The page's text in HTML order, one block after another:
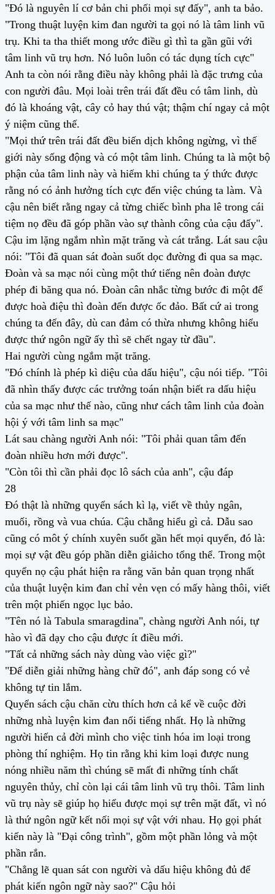
"Đó là nguyên lí cơ bản chi phối mọi sự đấy", anh ta bảo.
"Trong thuật luyện kim đan người ta gọi nó là tâm linh vũ
trụ. Khi ta tha thiết mong ước điều gì thì ta gần gũi với
tâm linh vũ trụ hơn. Nó luôn luôn có tác dụng tích cực"
Anh ta còn nói rằng điều này không phải là đặc trưng của
con người đâu. Mọi loài trên trái đất đều có tâm linh, dù
đó là khoáng vật, cây cỏ hay thú vật; thậm chí ngay cả một
ý niệm cũng thế.
"Mọi thứ trên trái đất đều biến dịch không ngừng, vì thế
giới này sống động và có một tâm linh. Chúng ta là một bộ
phận của tâm linh này và hiếm khi chúng ta ý thức được
rằng nó có ảnh hưởng tích cực đến việc chúng ta làm. Và
cậu nên biết rằng ngay cả từng chiếc bình pha lê trong cái
tiệm nọ đều đã góp phần vào sự thành công của cậu đấy".
Cậu im lặng ngắm nhìn mặt trăng và cát trắng. Lát sau cậu
nói: "Tôi đã quan sát đoàn suốt dọc đường đi qua sa mạc.
Đoàn và sa mạc nói cùng một thứ tiếng nên đoàn được
phép đi băng qua nó. Đoàn cân nhắc từng bước đi một để
được hoà điệu thì đoàn đến được ốc đảo. Bất cứ ai trong
chúng ta đến đây, dù can đảm có thừa nhưng không hiểu
được thứ ngôn ngữ ấy thì sẽ chết ngay từ đầu".
Hai người cùng ngắm mặt trăng.
"Đó chính là phép kì diệu của dấu hiệu", cậu nói tiếp. "Tôi
đã nhìn thấy được các trưởng toán nhận biết ra dấu hiệu
của sa mạc như thế nào, cũng như cách tâm linh của đoàn
hội ý với tâm linh sa mạc"
Lát sau chàng người Anh nói: "Tôi phải quan tâm đến
đoàn nhiều hơn mới được".
"Còn tôi thì cần phải đọc lô sách của anh", cậu đáp
28
Đó thật là những quyển sách kì lạ, viết về thủy ngân,
muối, rồng và vua chúa. Cậu chẳng hiểu gì cả. Dẫu sao
cũng có môt ý chính xuyên suốt gần hết mọi quyển, đó là:
mọi sự vật đều góp phần diễn giảicho tổng thể. Trong một
quyển nọ cậu phát hiện ra rằng văn bản quan trọng nhất
của thuật luyện kim đan chỉ vẻn vẹn có mấy hàng thôi, viết
trên một phiến ngọc lục bảo.
"Tên nó là Tabula smaragdina", chàng người Anh nói, tự
hào vì đã dạy cho cậu được ít điều mới.
"Tất cả những sách này dùng vào việc gì?"
"Để diễn giải những hàng chữ đó", anh đáp song có vẻ
không tự tin lắm.
Quyển sách cậu chăn cừu thích hơn cả kể về cuộc đời
những nhà luyện kim đan nổi tiếng nhất. Họ là những
người hiến cả đời mình cho việc tinh hóa im loại trong
phòng thí nghiệm. Họ tin rằng khi kim loại được nung
nóng nhiều năm thì chúng sẽ mất đi những tính chất
nguyên thủy, chỉ còn lại cái tâm linh vũ trụ thôi. Tâm linh
vũ trụ này sẽ giúp họ hiểu được mọi sự trên mặt đất, vì nó
là thứ ngôn ngữ kết nối mọi sự vật với nhau. Họ gọi phát
kiến này là "Đại công trình", gồm một phần lỏng và một
phần rắn.
"Chẳng lẽ quan sát con người và dấu hiệu không đủ để
phát kiến ngôn ngữ này sao?" Cậu hỏi